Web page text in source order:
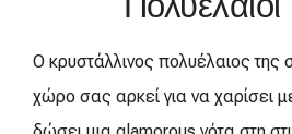
Ο κρυστάλλινος πολυέλαιος της
χώρο σας αρκεί για να χαρίσει